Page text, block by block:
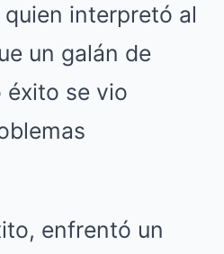
interpretó al
un galán de
éxito se vio
enfrentó un